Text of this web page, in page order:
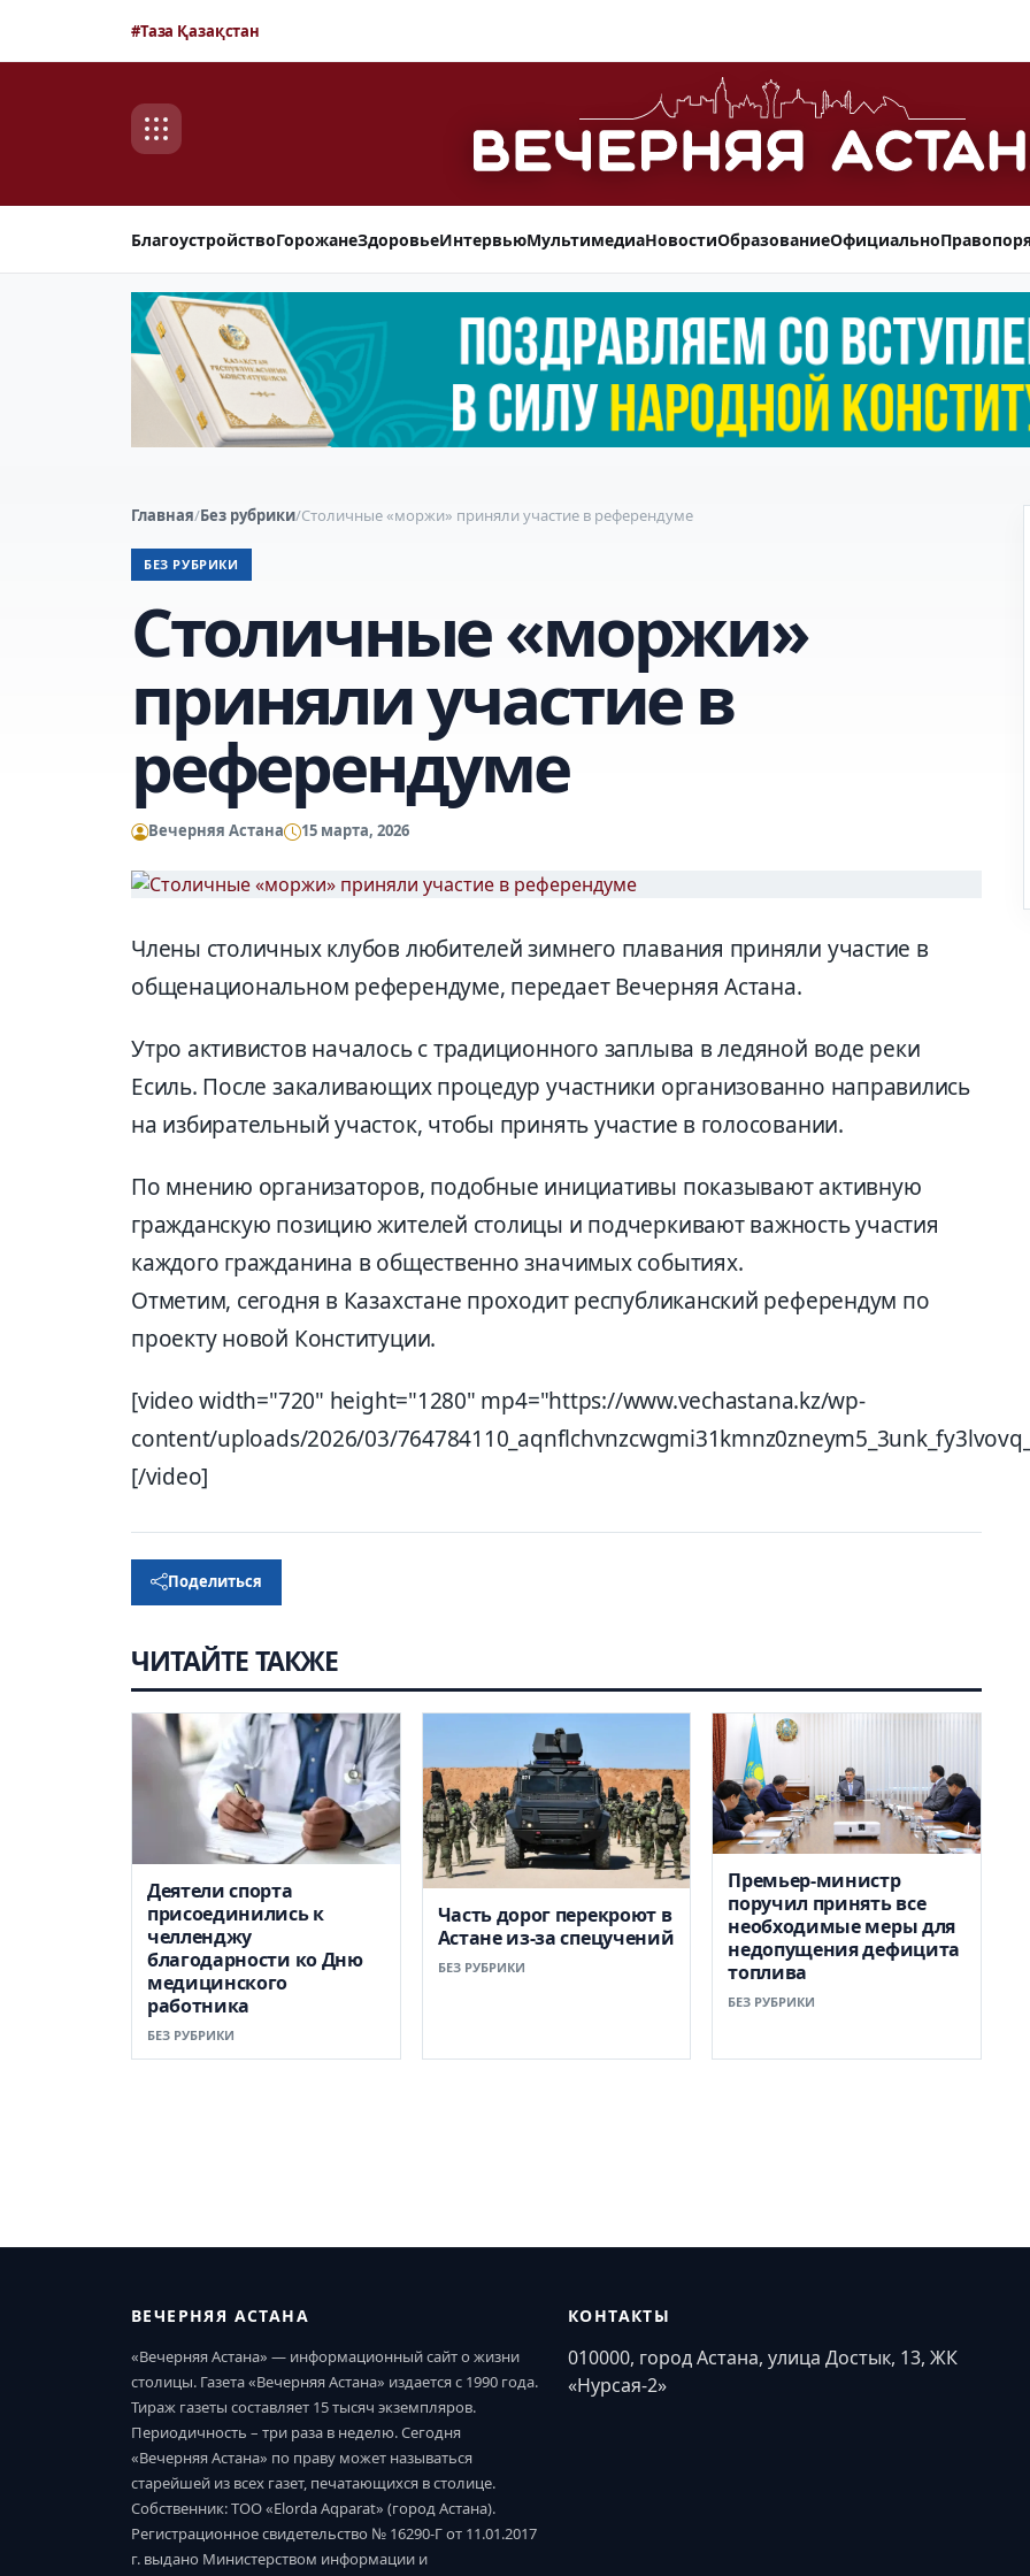
#Таза Қазақстан
БлагоустройствоГорожанеЗдоровьеИнтервьюМультимедиаНовостиОбразованиеОфициально
Главная/Без рубрики/Столичные «моржи» приняли участие в референдуме
БЕЗ РУБРИКИ
Столичные «моржи»
приняли участие в
референдуме
Вечерняя Астана 15 марта, 2026
Члены столичных клубов любителей зимнего плавания приняли участие в
общенациональном референдуме, передает Вечерняя Астана.
Утро активистов началось с традиционного заплыва в ледяной воде реки
Есиль. После закаливающих процедур участники организованно направились
на избирательный участок, чтобы принять участие в голосовании.
По мнению организаторов, подобные инициативы показывают активную
гражданскую позицию жителей столицы и подчеркивают важность участия
каждого гражданина в общественно значимых событиях.
Отметим, сегодня в Казахстане проходит республиканский референдум по
проекту новой Конституции.
[video width="720" height="1280" mp4="https://www.vechastana.kz/wp-
content/uploads/2026/03/
[/video]
Поделиться
ЧИТАЙТЕ ТАКЖЕ
Деятели спорта
присоединились к
челленджу
благодарности ко Дню
медицинского
работника
БЕЗ РУБРИКИ
Часть дорог перекроют в
Астане из-за спецучений
БЕЗ РУБРИКИ
Премьер-министр
поручил принять все
необходимые меры для
недопущения дефицита
топлива
БЕЗ РУБРИКИ
ВЕЧЕРНЯЯ АСТАНА
«Вечерняя Астана» — информационный сайт о жизни
столицы. Газета «Вечерняя Астана» издается с 1990 года.
Тираж газеты составляет 15 тысяч экземпляров.
Периодичность – три раза в неделю. Сегодня
«Вечерняя Астана» по праву может называться
старейшей из всех газет, печатающихся в столице.
Собственник: ТОО «Elorda Aqparat» (город Астана).
Регистрационное свидетельство № 16290-Г от 11.01.2017
г. выдано Министерством информации и
КОНТАКТЫ
010000, город Астана, улица Достык, 13, ЖК
«Нурсая-2»